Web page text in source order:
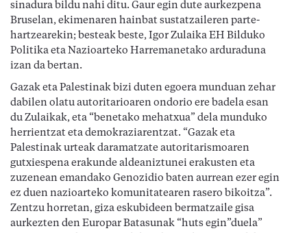
sinadura bildu nahi ditu. Gaur egin dute aurkezpena
Bruselan, ekimenaren hainbat sustatzaileren parte-
hartzearekin; besteak beste, Igor Zulaika EH Bilduko
Politika eta Nazioarteko Harremanetako arduraduna
izan da bertan.
Gazak eta Palestinak bizi duten egoera munduan zehar
dabilen olatu autoritarioaren ondorio ere badela esan
du Zulaikak, eta “benetako mehatxua” dela munduko
herrientzat eta demokraziarentzat. “Gazak eta
Palestinak urteak daramatzate autoritarismoaren
gutxiespena erakunde aldeaniztunei erakusten eta
zuzenean emandako Genozidio baten aurrean ezer egin
ez duen nazioarteko komunitatearen rasero bikoitza”.
Zentzu horretan, giza eskubideen bermatzaile gisa
aurkezten den Europar Batasunak “huts egin”duela”